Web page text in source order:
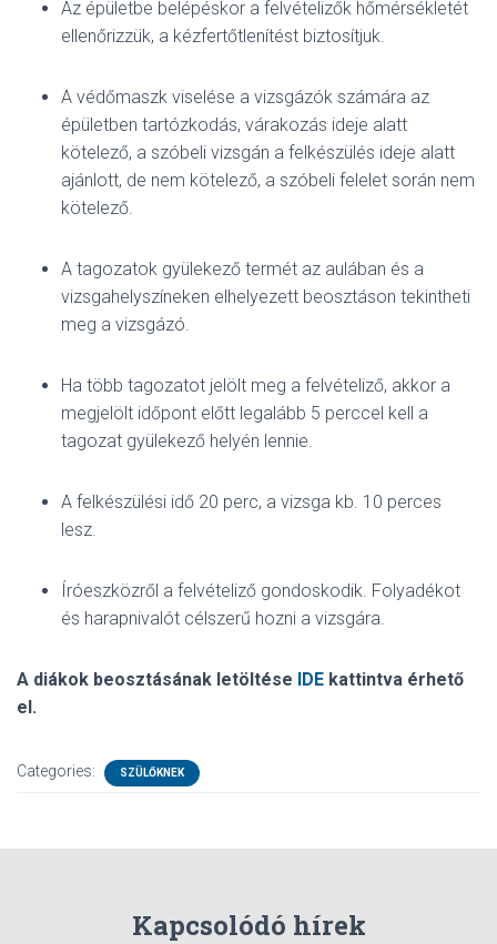
Az épületbe belépéskor a felvételizők hőmérsékletét
ellenőrizzük, a kézfertőtlenítést biztosítjuk.
A védőmaszk viselése a vizsgázók számára az
épületben tartózkodás, várakozás ideje alatt
kötelező, a szóbeli vizsgán a felkészülés ideje alatt
ajánlott, de nem kötelező, a szóbeli felelet során nem
kötelező.
A tagozatok gyülekező termét az aulában és a
vizsgahelyszíneken elhelyezett beosztáson tekintheti
meg a vizsgázó.
Ha több tagozatot jelölt meg a felvételiző, akkor a
megjelölt időpont előtt legalább 5 perccel kell a
tagozat gyülekező helyén lennie.
A felkészülési idő 20 perc, a vizsga kb. 10 perces
lesz.
Íróeszközről a felvételiző gondoskodik. Folyadékot
és harapnivalót célszerű hozni a vizsgára.
A diákok beosztásának letöltése IDE kattintva érhető
el.
Categories: SZÜLŐKNEK
Kapcsolódó hírek